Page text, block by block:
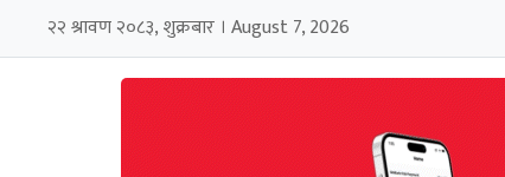
२२ श्रावण २०८३, शुक्रबार । August 7, 2026